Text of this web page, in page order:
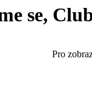
se,
Pro